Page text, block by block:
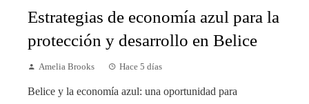
Estrategias de economía azul para la
protección y desarrollo en Belice
Amelia Brooks Hace 5 días
Belice y la economía azul: una oportunidad para